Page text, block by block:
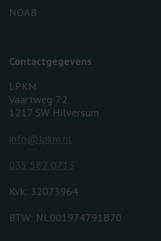
NOAB
Contactgegevens
LPKM
Vaartweg 72
1217 SW Hilversum
info@lpkm.nl
035 582 0713
Kvk: 32073964
BTW: NL001974791B70